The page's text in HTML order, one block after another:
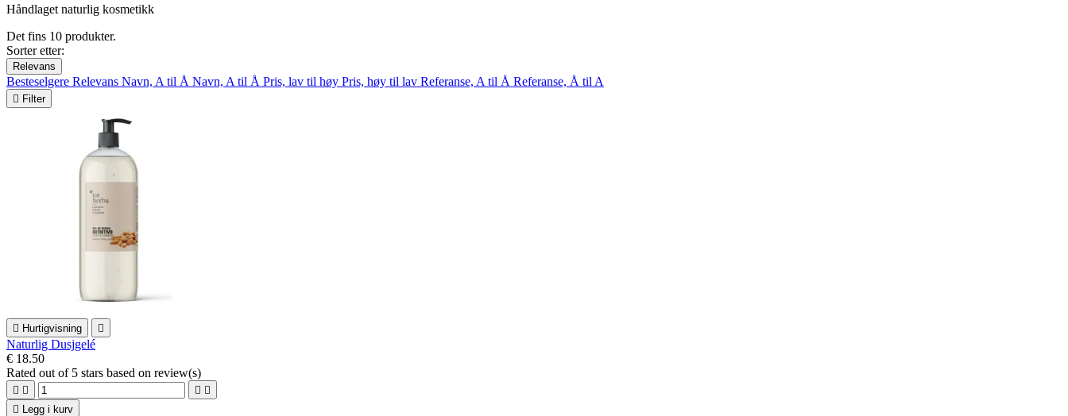
Håndlaget naturlig kosmetikk
Det fins 10 produkter.
Sorter etter:
Relevans
Besteselgere Relevans Navn, A til Å Navn, A til Å Pris, lav til høy Pris, høy til lav Referanse, A til Å Referanse, Å til A
 Filter
 Hurtigvisning 
Naturlig Dusjgelé
€ 18.50
Rated out of 5 stars based on review(s)
   

Legg i kurv